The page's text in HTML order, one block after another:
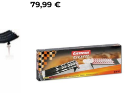
79,99 €